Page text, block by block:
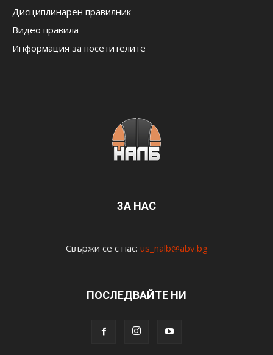
Дисциплинарен правилник
Видео правила
Информация за посетителите
ЗА НАС
Свържи се с нас: us_nalb@abv.bg
ПОСЛЕДВАЙТЕ НИ